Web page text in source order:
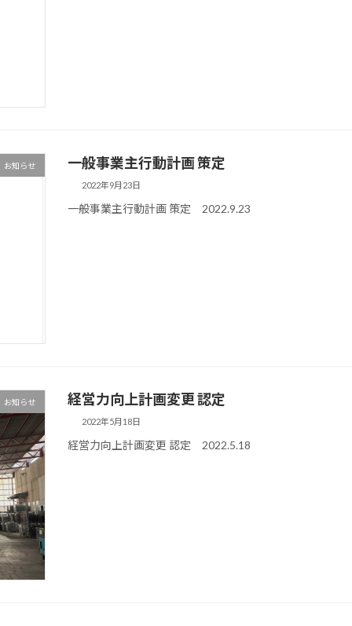
お知らせ 一般事業主行動計画 策定
2022年9月23日
一般事業主行動計画 策定 2022.9.23
お知らせ 経営力向上計画変更 認定
2022年5月18日
経営力向上計画変更 認定 2022.5.18